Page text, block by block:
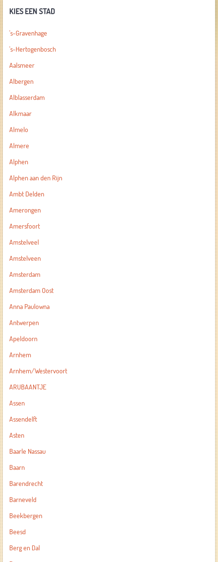
KIES EEN STAD
's-Gravenhage
's-Hertogenbosch
Aalsmeer
Albergen
Alblasserdam
Alkmaar
Almelo
Almere
Alphen
Alphen aan den Rijn
Ambt Delden
Amerongen
Amersfoort
Amstelveel
Amstelveen
Amsterdam
Amsterdam Oost
Anna Paulowna
Antwerpen
Apeldoorn
Arnhem
Arnhem/Westervoort
ARUBAANTJE
Assen
Assendelft
Asten
Baarle Nassau
Baarn
Barendrecht
Barneveld
Beekbergen
Beesd
Berg en Dal